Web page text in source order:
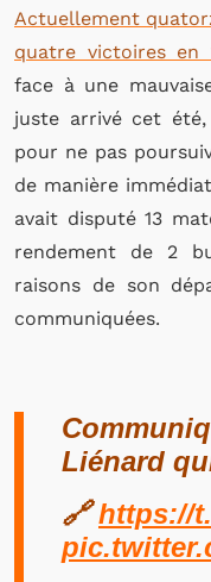
Actuellement
quatre victoires en
face à une
juste arrivé cet été,
pour ne pas
de manière
avait disputé 13
rendement de 2
raisons de son
communiquées.
Liénard
🔗https://